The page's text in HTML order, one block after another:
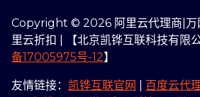
Copyright © 2026 阿里云代理商|万
里云折扣 | 【北京凯铧互联科技有限
备17005975号-12】
友情链接： 凯铧互联官网 百度云代